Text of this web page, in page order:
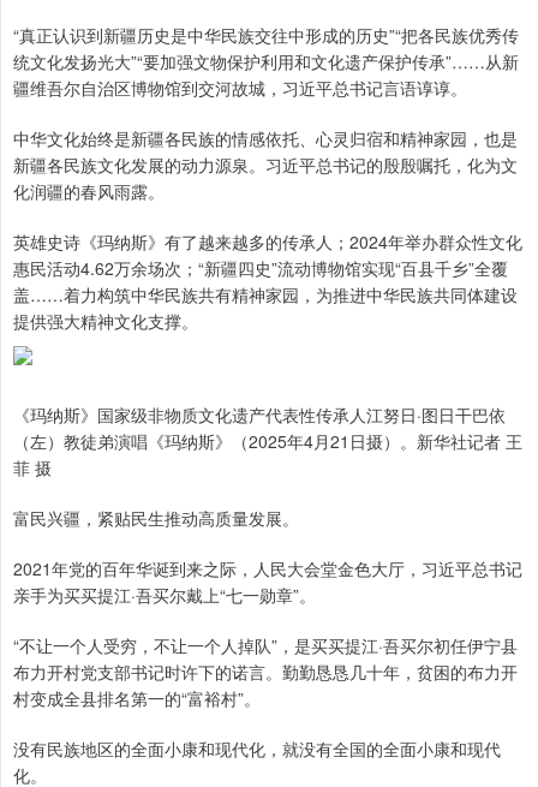
“真正认识到新疆历史是中华民族交往中形成的历史”“把各民族优秀传
统文化发扬光大”“要加强文物保护利用和文化遗产保护传承”……从新
疆维吾尔自治区博物馆到交河故城，习近平总书记言语谆谆。
中华文化始终是新疆各民族的情感依托、心灵归宿和精神家园，也是
新疆各民族文化发展的动力源泉。习近平总书记的殷殷嘱托，化为文
化润疆的春风雨露。
英雄史诗《玛纳斯》有了越来越多的传承人；2024年举办群众性文化
惠民活动4.62万余场次；“新疆四史”流动博物馆实现“百县千乡”全覆
盖……着力构筑中华民族共有精神家园，为推进中华民族共同体建设
提供强大精神文化支撑。
《玛纳斯》国家级非物质文化遗产代表性传承人江努日·图日干巴依
（左）教徒弟演唱《玛纳斯》（2025年4月21日摄）。新华社记者 王
菲 摄
富民兴疆，紧贴民生推动高质量发展。
2021年党的百年华诞到来之际，人民大会堂金色大厅，习近平总书记
亲手为买买提江·吾买尔戴上“七一勋章”。
“不让一个人受穷，不让一个人掉队”，是买买提江·吾买尔初任伊宁县
布力开村党支部书记时许下的诺言。勤勤恳恳几十年，贫困的布力开
村变成全县排名第一的“富裕村”。
没有民族地区的全面小康和现代化，就没有全国的全面小康和现代
化。